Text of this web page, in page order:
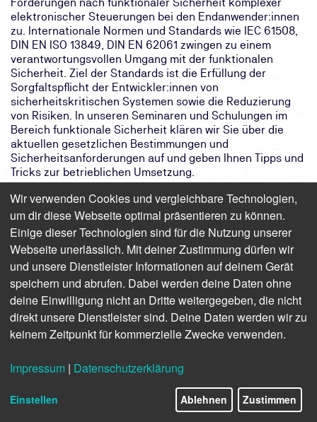
Forderungen nach funktionaler Sicherheit komplexer
elektronischer Steuerungen bei den Endanwender:innen
zu. Internationale Normen und Standards wie IEC 61508,
DIN EN ISO 13849, DIN EN 62061 zwingen zu einem
verantwortungsvollen Umgang mit der funktionalen
Sicherheit. Ziel der Standards ist die Erfüllung der
Sorgfaltspflicht der Entwickler:innen von
sicherheitskritischen Systemen sowie die Reduzierung
von Risiken. In unseren Seminaren und Schulungen im
Bereich funktionale Sicherheit klären wir Sie über die
aktuellen gesetzlichen Bestimmungen und
Sicherheitsanforderungen auf und geben Ihnen Tipps und
Tricks zur betrieblichen Umsetzung.
Ihre Ansprechpartner
Als Produktmanager helfe ich Ihnen gerne persönlich
Wir verwenden Cookies und vergleichbare Technologien,
um dir diese Webseite optimal präsentieren zu können.
Einige dieser Technologien sind für die Nutzung unserer
Webseite unerlässlich. Mit deiner Zustimmung dürfen wir
und unsere Dienstleister Informationen auf deinem Gerät
speichern und abrufen. Dabei werden deine Daten ohne
deine Einwilligung nicht an Dritte weitergegeben, die nicht
direkt unsere Dienstleister sind. Deine Daten werden wir zu
keinem Zeitpunkt für kommerzielle Zwecke verwenden.
Impressum | Datenschutzerklärung
Einstellen Ablehnen Zustimmen